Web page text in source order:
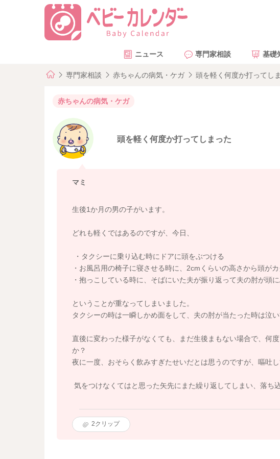
ニュース 専門家相談 基礎
専門家相談 赤ちゃんの病気・ケガ 頭を軽く何度か打ってし
赤ちゃんの病気・ケガ
頭を軽く何度か打ってしまった
マミ
生後1か月の男の子がいます。
どれも軽くではあるのですが、今日、
・タクシーに乗り込む時にドアに頭をぶつける
・お風呂用の椅子に寝させる時に、2cmくらいの高さから頭が
・抱っこしている時に、そばにいた夫が振り返って夫の肘が頭
ということが重なってしまいました。
タクシーの時は一瞬しかめ面をして、夫の肘が当たった時は泣い
直後に変わった様子がなくても、まだ生後まもない場合で、何
か？
夜に一度、おそらく飲みすぎたせいだとは思うのですが、嘔吐
気をつけなくてはと思った矢先にまた繰り返してしまい、落ち
2クリップ